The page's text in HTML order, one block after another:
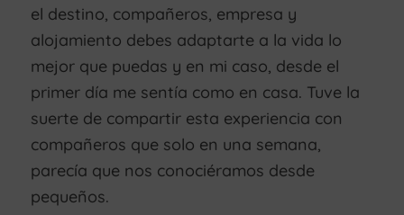
el destino, compañeros, empresa y
alojamiento debes adaptarte a la vida lo
mejor que puedas y en mi caso, desde el
primer día me sentía como en casa. Tuve la
suerte de compartir esta experiencia con
compañeros que solo en una semana,
parecía que nos conociéramos desde
pequeños.